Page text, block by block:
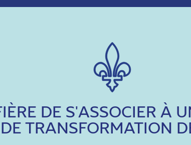
DE S'ASSOCIER À
TRANSFORMATION